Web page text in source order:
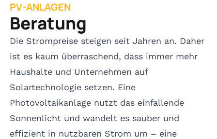
PV-ANLAGEN
Beratung
Die Strompreise steigen seit Jahren an. Daher
ist es kaum überraschend, dass immer mehr
Haushalte und Unternehmen auf
Solartechnologie setzen. Eine
Photovoltaikanlage nutzt das einfallende
Sonnenlicht und wandelt es sauber und
effizient in nutzbaren Strom um – eine